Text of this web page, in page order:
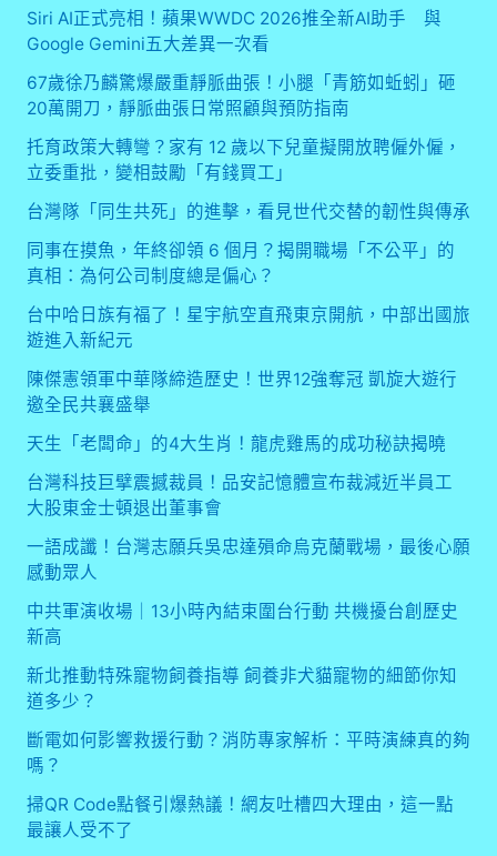
Siri AI正式亮相！蘋果WWDC 2026推全新AI助手 與
Google Gemini五大差異一次看
67歲徐乃麟驚爆嚴重靜脈曲張！小腿「青筋如蚯蚓」砸
20萬開刀，靜脈曲張日常照顧與預防指南
托育政策大轉彎？家有 12 歲以下兒童擬開放聘僱外僱，
立委重批，變相鼓勵「有錢買工」
台灣隊「同生共死」的進擊，看見世代交替的韌性與傳承
同事在摸魚，年終卻領 6 個月？揭開職場「不公平」的
真相：為何公司制度總是偏心？
台中哈日族有福了！星宇航空直飛東京開航，中部出國旅
遊進入新紀元
陳傑憲領軍中華隊締造歷史！世界12強奪冠 凱旋大遊行
邀全民共襄盛舉
天生「老闆命」的4大生肖！龍虎雞馬的成功秘訣揭曉
台灣科技巨擘震撼裁員！品安記憶體宣布裁減近半員工
大股東金士頓退出董事會
一語成讖！台灣志願兵吳忠達殞命烏克蘭戰場，最後心願
感動眾人
中共軍演收場｜13小時內結束圍台行動 共機擾台創歷史
新高
新北推動特殊寵物飼養指導 飼養非犬貓寵物的細節你知
道多少？
斷電如何影響救援行動？消防專家解析：平時演練真的夠
嗎？
掃QR Code點餐引爆熱議！網友吐槽四大理由，這一點
最讓人受不了